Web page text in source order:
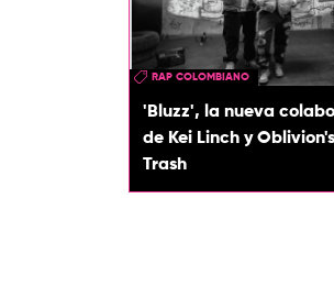
RAP COLOMBIANO
'Bluzz', la nueva
de Kei Linch y
Trash